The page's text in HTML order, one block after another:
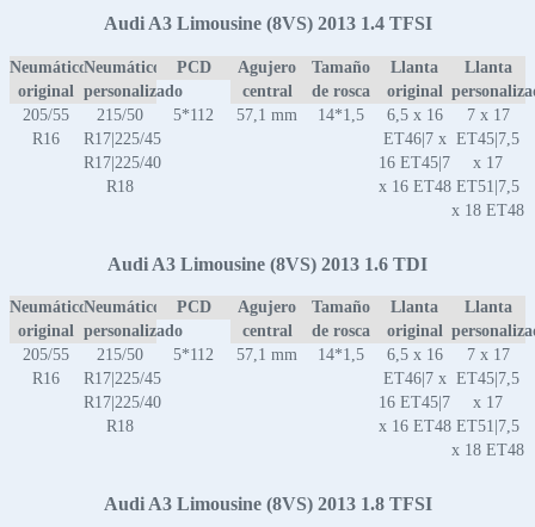
Audi A3 Limousine (8VS) 2013 1.4 TFSI
Neumático
original
Neumático
personalizado
PCD
Agujero
central
Tamaño
de rosca
Llanta
original
Llanta
205/55
R16
215/50
R17|225/45
R17|225/40
R18
5*112 57,1 mm 14*1,5
6,5 x 16
ET46|7 x
16 ET45|7
x 16 ET48
7 x 17
ET45|7,5
x 17
ET51|7,5
x 18 ET48
Audi A3 Limousine (8VS) 2013 1.6 TDI
Neumático
original
Neumático
personalizado
PCD
Agujero
central
Tamaño
de rosca
Llanta
original
Llanta
205/55
R16
215/50
R17|225/45
R17|225/40
R18
5*112 57,1 mm 14*1,5
6,5 x 16
ET46|7 x
16 ET45|7
x 16 ET48
7 x 17
ET45|7,5
x 17
ET51|7,5
x 18 ET48
Audi A3 Limousine (8VS) 2013 1.8 TFSI